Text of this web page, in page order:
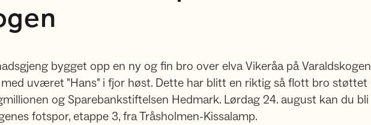
bygget opp en ny og fin bro over elva Vikeråa på Varaldskogen
uværet "Hans" i fjor høst. Dette har blitt en riktig så flott bro støttet
og Sparebankstiftelsen Hedmark. Lørdag 24. august kan du bli
fotspor, etappe 3, fra Tråsholmen-Kissalamp.